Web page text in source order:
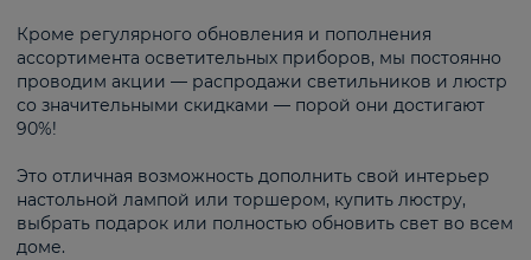
Кроме регулярного обновления и пополнения
ассортимента осветительных приборов, мы постоянно
проводим акции — распродажи светильников и люстр
со значительными скидками — порой они достигают
90%!
Это отличная возможность дополнить свой интерьер
настольной лампой или торшером, купить люстру,
выбрать подарок или полностью обновить свет во всем
доме.